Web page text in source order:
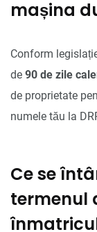
mașina
Conform
de 90 de zile
de proprietate
numele tău la
Ce se
termenul